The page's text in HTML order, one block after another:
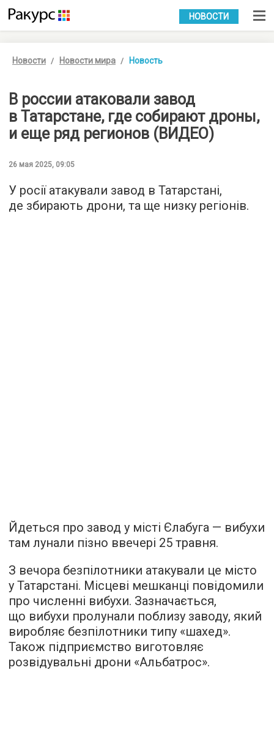
УКР РУС
НОВОСТИ
Новости Новости мира Новость
В россии атаковали завод
в Татарстане, где собирают дроны,
и еще ряд регионов (ВИДЕО)
26 мая 2025, 09:05
У росії атакували завод в Татарстані,
де збирають дрони, та ще низку регіонів.
Йдеться про завод у місті Єлабуга — вибухи
там лунали пізно ввечері 25 травня.
З вечора безпілотники атакували це місто
у Татарстані. Місцеві мешканці повідомили
про численні вибухи. Зазначається,
що вибухи пролунали поблизу заводу, який
виробляє безпілотники типу «шахед».
Також підприємство виготовляє
розвідувальні дрони «Альбатрос».